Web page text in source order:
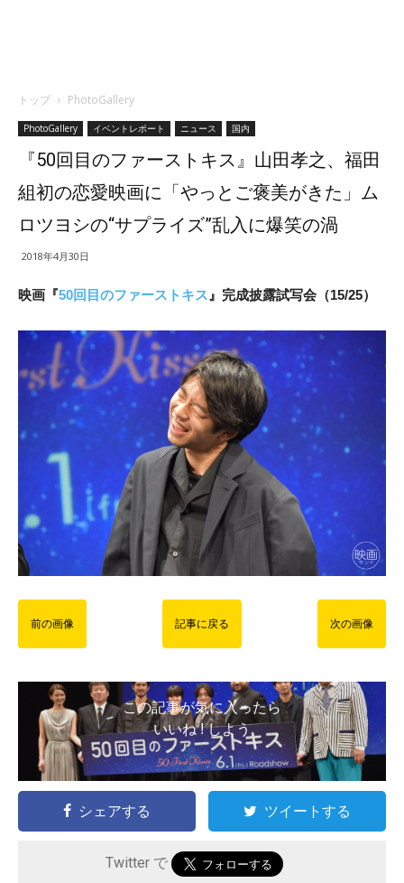
トップ PhotoGallery
PhotoGallery イベントレポート ニュース 国内
『50回目のファーストキス』山田孝之、福田
組初の恋愛映画に「やっとご褒美がきた」ム
ロツヨシの“サプライズ”乱入に爆笑の渦
2018年4月30日
映画『50回目のファーストキス 』完成披露試写会（15/25）
前の画像 記事に戻る 次の画像
この記事が気に入ったら
いいね ! しよう
シェアする ツイートする
Twitter で